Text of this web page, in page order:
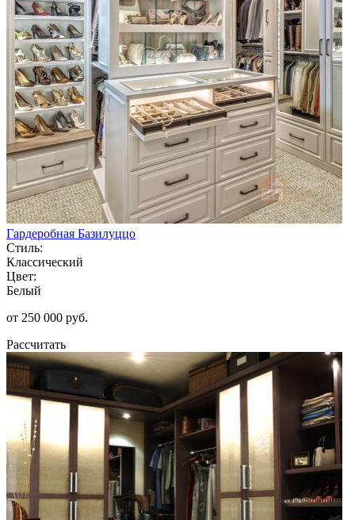
Гардеробная Базилуццо
Стиль:
Классический
Цвет:
Белый
от 250 000 руб.
Рассчитать